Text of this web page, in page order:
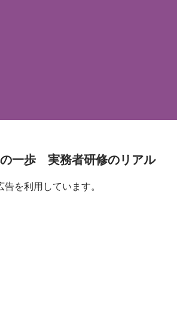
一歩 実務者研修のリアル
を利用しています。